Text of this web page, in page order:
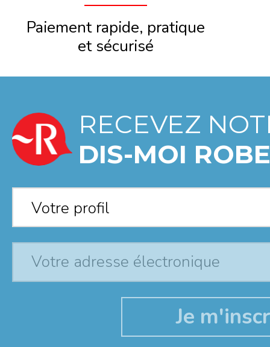
Paiement rapide, pratique
et sécurisé
RECEVEZ
DIS-MOI
Votre profil*
Votre profil